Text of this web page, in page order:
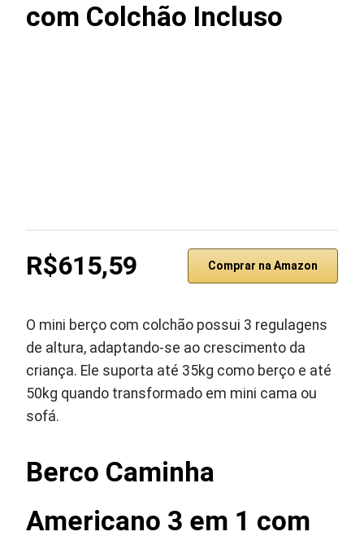
com Colchão Incluso
R$615,59 Comprar na Amazon
O mini berço com colchão possui 3 regulagens
de altura, adaptando-se ao crescimento da
criança. Ele suporta até 35kg como berço e até
50kg quando transformado em mini cama ou
sofá.
Berco Caminha
Americano 3 em 1 com